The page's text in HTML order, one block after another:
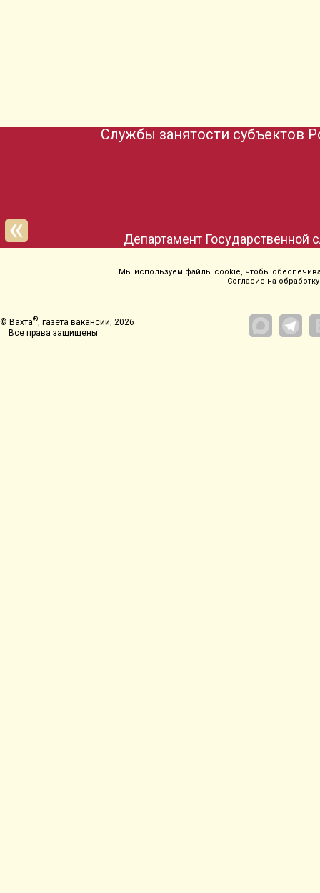
Департамент Государственной
Службы занятости субъектов
Мы используем файлы cookie, чтобы
Согласие на обработку
© Вахта® , газета вакансий, 2026
Все права защищены